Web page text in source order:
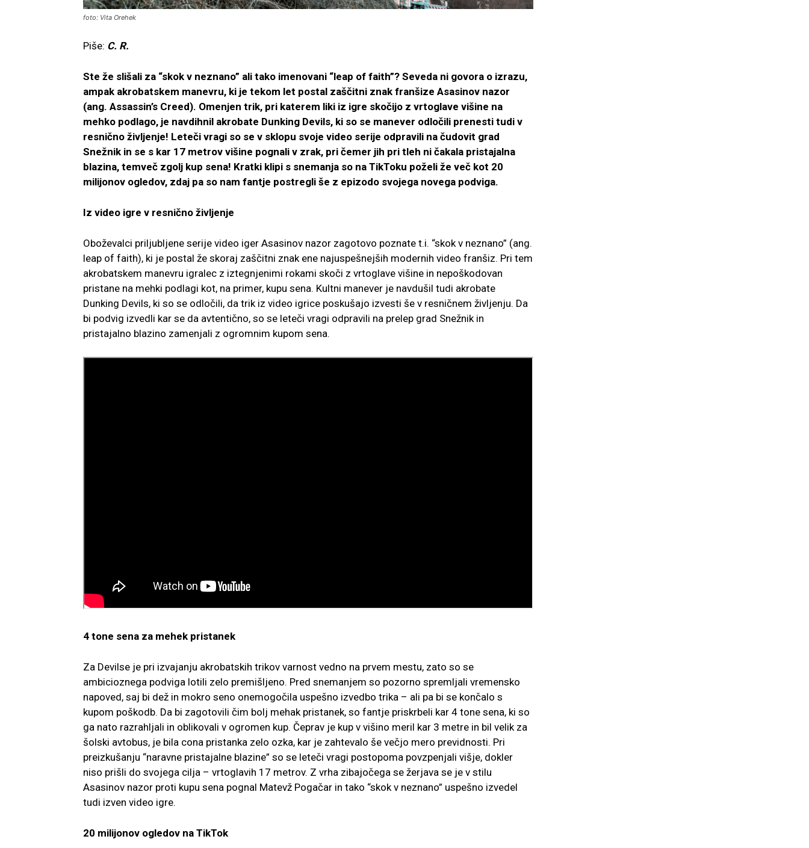
foto: Vita Orehek
Piše: C. R.
Ste že slišali za “skok v neznano” ali tako imenovani “leap of faith”? Seveda ni govora o izrazu,
ampak akrobatskem manevru, ki je tekom let postal zaščitni znak franšize Asasinov nazor
(ang. Assassin’s Creed). Omenjen trik, pri katerem liki iz igre skočijo z vrtoglave višine na
mehko podlago, je navdihnil akrobate Dunking Devils, ki so se manever odločili prenesti tudi v
resnično življenje! Leteči vragi so se v sklopu svoje video serije odpravili na čudovit grad
Snežnik in se s kar 17 metrov višine pognali v zrak, pri čemer jih pri tleh ni čakala pristajalna
blazina, temveč zgolj kup sena! Kratki klipi s snemanja so na TikToku poželi že več kot 20
milijonov ogledov, zdaj pa so nam fantje postregli še z epizodo svojega novega podviga.
Iz video igre v resnično življenje
Oboževalci priljubljene serije video iger Asasinov nazor zagotovo poznate t.i. “skok v neznano” (ang.
leap of faith), ki je postal že skoraj zaščitni znak ene najuspešnejših modernih video franšiz. Pri tem
akrobatskem manevru igralec z iztegnjenimi rokami skoči z vrtoglave višine in nepoškodovan
pristane na mehki podlagi kot, na primer, kupu sena. Kultni manever je navdušil tudi akrobate
Dunking Devils, ki so se odločili, da trik iz video igrice poskušajo izvesti še v resničnem življenju. Da
bi podvig izvedli kar se da avtentično, so se leteči vragi odpravili na prelep grad Snežnik in
pristajalno blazino zamenjali z ogromnim kupom sena.
4 tone sena za mehek pristanek
Za Devilse je pri izvajanju akrobatskih trikov varnost vedno na prvem mestu, zato so se
ambicioznega podviga lotili zelo premišljeno. Pred snemanjem so pozorno spremljali vremensko
napoved, saj bi dež in mokro seno onemogočila uspešno izvedbo trika – ali pa bi se končalo s
kupom poškodb. Da bi zagotovili čim bolj mehak pristanek, so fantje priskrbeli kar 4 tone sena, ki so
ga nato razrahljali in oblikovali v ogromen kup. Čeprav je kup v višino meril kar 3 metre in bil velik za
šolski avtobus, je bila cona pristanka zelo ozka, kar je zahtevalo še večjo mero previdnosti. Pri
preizkušanju “naravne pristajalne blazine” so se leteči vragi postopoma povzpenjali višje, dokler
niso prišli do svojega cilja – vrtoglavih 17 metrov. Z vrha zibajočega se žerjava se je v stilu
Asasinov nazor proti kupu sena pognal Matevž Pogačar in tako “skok v neznano” uspešno izvedel
tudi izven video igre.
20 milijonov ogledov na TikTok